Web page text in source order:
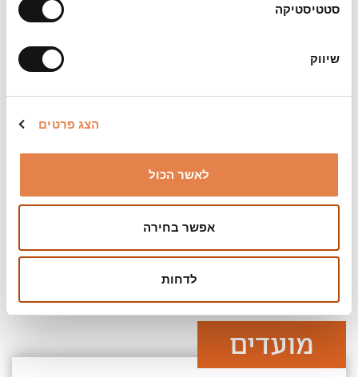
סטטיסטיקה
שיווק
הצג פרטים
לאשר הכול
אפשר בחירה
לדחות
מועדים